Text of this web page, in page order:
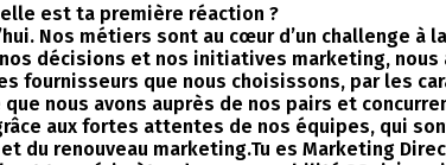
est ta première réaction ?
Nos métiers sont au cœur d’un challenge à
décisions et nos initiatives marketing, nous
fournisseurs que nous choisissons, par les
nous avons auprès de nos pairs et
aux fortes attentes de nos équipes, qui
renouveau marketing.Tu es Marketing